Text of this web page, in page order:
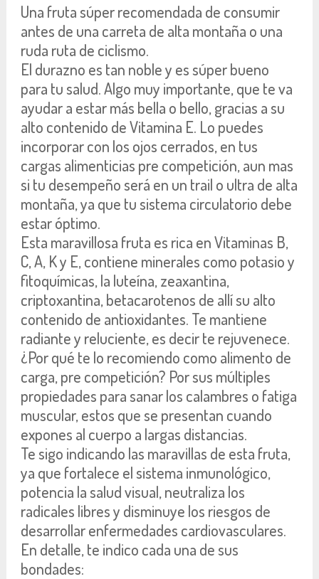
Una fruta súper recomendada de consumir
antes de una carreta de alta montaña o una
ruda ruta de ciclismo.
El durazno es tan noble y es súper bueno
para tu salud. Algo muy importante, que te va
ayudar a estar más bella o bello, gracias a su
alto contenido de Vitamina E. Lo puedes
incorporar con los ojos cerrados, en tus
cargas alimenticias pre competición, aun mas
si tu desempeño será en un trail o ultra de alta
montaña, ya que tu sistema circulatorio debe
estar óptimo.
Esta maravillosa fruta es rica en Vitaminas B,
C, A, K y E, contiene minerales como potasio y
fitoquímicas, la luteína, zeaxantina,
criptoxantina, betacarotenos de allí su alto
contenido de antioxidantes. Te mantiene
radiante y reluciente, es decir te rejuvenece.
¿Por qué te lo recomiendo como alimento de
carga, pre competición? Por sus múltiples
propiedades para sanar los calambres o fatiga
muscular, estos que se presentan cuando
expones al cuerpo a largas distancias.
Te sigo indicando las maravillas de esta fruta,
ya que fortalece el sistema inmunológico,
potencia la salud visual, neutraliza los
radicales libres y disminuye los riesgos de
desarrollar enfermedades cardiovasculares.
En detalle, te indico cada una de sus
bondades: